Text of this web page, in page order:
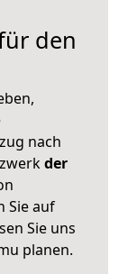
den
nach
der
Sie auf
Sie uns
planen.